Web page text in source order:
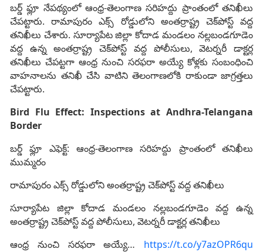
బర్డ్ ఫ్లూ నేపథ్యంలో ఆంధ్ర-తెలంగాణ సరిహద్దు ప్రాంతంలో తనిఖీలు
చేపట్టారు. రామాపురం ఎక్స్ రోడ్డులోని అంతర్రాష్ట్ర చెక్‌పోస్ట్ వద్ద
తనిఖీలు చేశారు. సూర్యాపేట జిల్లా కోదాడ మండలం నల్లబండగూడెం
వద్ద ఉన్న అంతర్రాష్ట్ర చెక్‌పోస్ట్ వద్ద పోలీసులు, వెటర్నరీ డాక్టర్ల
తనిఖీలు చేపట్టగా ఆంధ్ర నుంచి సరఫరా అయ్యే కోళ్లకు సంబంధించి
వాహనాలను తనిఖీ చేసి వాటిని తెలంగాణలోకి రాకుండా జాగ్రత్తలు
చేపట్టారు.
Bird Flu Effect: Inspections at Andhra-Telangana
Border
బర్డ్ ఫ్లూ ఎఫెక్ట్: ఆంధ్ర-తెలంగాణ సరిహద్దు ప్రాంతంలో తనిఖీలు
ముమ్మరం
రామాపురం ఎక్స్ రోడ్డులోని అంతర్రాష్ట్ర చెక్‌పోస్ట్ వద్ద తనిఖీలు
సూర్యాపేట జిల్లా కోదాడ మండలం నల్లబండగూడెం వద్ద ఉన్న
అంతర్రాష్ట్ర చెక్‌పోస్ట్ వద్ద పోలీసులు, వెటర్నరీ డాక్టర్ల తనిఖీలు
ఆంధ్ర నుంచి సరఫరా అయ్యే… https://t.co/y7azOPR6qu